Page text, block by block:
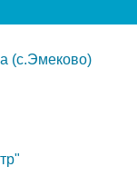
(с.Эмеково)